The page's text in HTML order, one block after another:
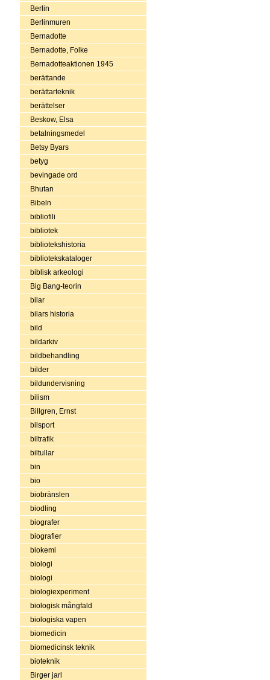
Berlin
Berlinmuren
Bernadotte
Bernadotte, Folke
Bernadotteaktionen 1945
berättande
berättarteknik
berättelser
Beskow, Elsa
betalningsmedel
Betsy Byars
betyg
bevingade ord
Bhutan
Bibeln
bibliofili
bibliotek
bibliotekshistoria
bibliotekskataloger
biblisk arkeologi
Big Bang-teorin
bilar
bilars historia
bild
bildarkiv
bildbehandling
bilder
bildundervisning
bilism
Billgren, Ernst
bilsport
biltrafik
biltullar
bin
bio
biobränslen
biodling
biografer
biografier
biokemi
biologi
biologi
biologiexperiment
biologisk mångfald
biologiska vapen
biomedicin
biomedicinsk teknik
bioteknik
Birger jarl